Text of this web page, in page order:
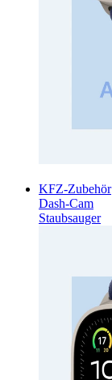
KFZ-Zubehör
Dash-Cam
Staubsauger